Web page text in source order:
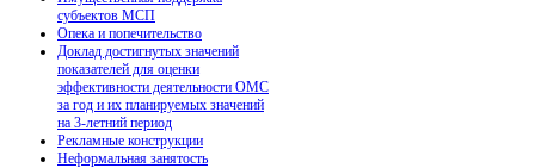
субъектов МСП
Опека и попечительство
Доклад достигнутых значений
показателей для оценки
эффективности деятельности ОМС
за год и их планируемых значений
на 3-летний период
Рекламные конструкции
Неформальная занятость